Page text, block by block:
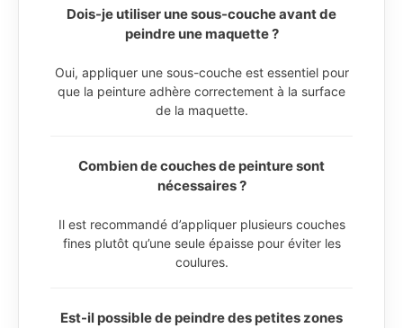
Dois-je utiliser une sous-couche avant de
peindre une maquette ?
Oui, appliquer une sous-couche est essentiel pour
que la peinture adhère correctement à la surface
de la maquette.
Combien de couches de peinture sont
nécessaires ?
Il est recommandé d’appliquer plusieurs couches
fines plutôt qu’une seule épaisse pour éviter les
coulures.
Est-il possible de peindre des petites zones